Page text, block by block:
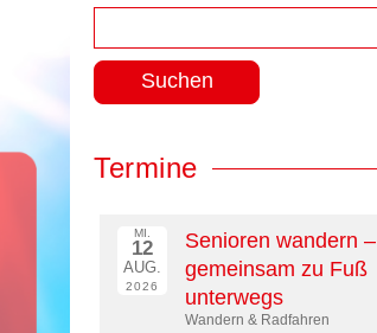
nach:
Termine
MI.
12
AUG.
2026
Senioren wandern –
gemeinsam zu Fuß
unterwegs
Wandern & Radfahren